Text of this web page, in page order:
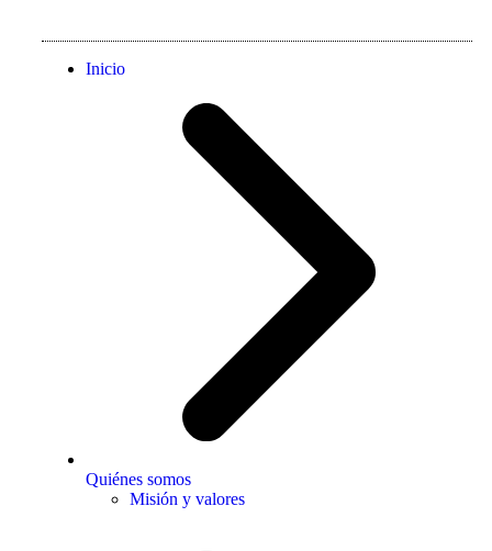
Inicio
Quiénes somos
Misión y valores